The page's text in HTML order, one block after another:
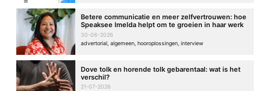
Betere communicatie en meer zelfvertrouwen: hoe
Speaksee Imelda helpt om te groeien in haar werk
30-06-2026
advertorial, algemeen, hooroplossingen, interview
Dove tolk en horende tolk gebarentaal: wat is het
verschil?
21-07-2026